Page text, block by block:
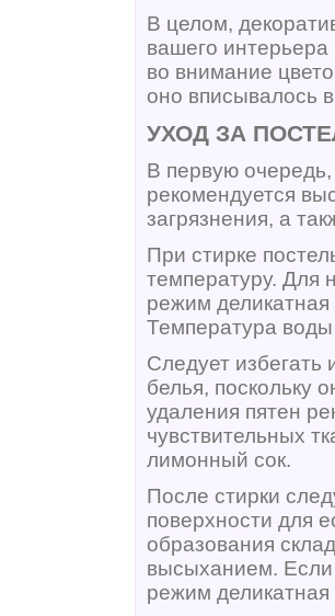
В целом,
вашего
во внимание
оно вписывалось
УХОД ЗА
В первую очередь,
рекомендуется
загрязнения, а
При стирке
температуру. Для
режим деликатная
Температура
Следует избегать
белья, поскольку
удаления пятен
чувствительных
лимонный сок.
После стирки
поверхности для
образования
высыханием. Если
режим деликатная